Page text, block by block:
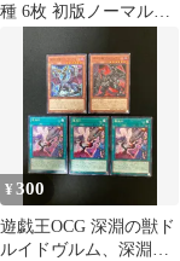
種 6枚 初版ノーマル、
¥300
遊戯王OCG 深淵の獣ド
ルイドヴルム、深淵の